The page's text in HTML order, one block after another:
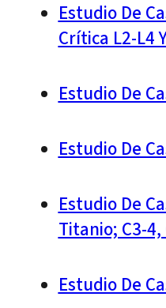
Estudio De
Crítica L2-L4
Estudio De
Estudio De
Estudio De
Titanio; C3-4,
Estudio De